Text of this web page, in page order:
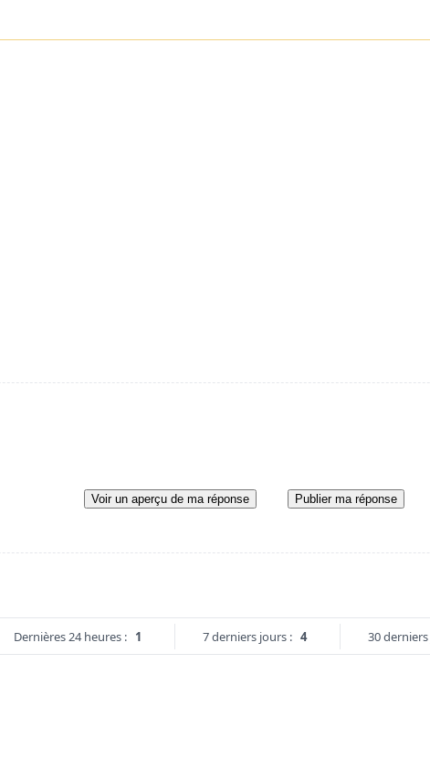
Voir un aperçu de ma réponse Publier ma réponse
Dernières 24 heures : 1 7 derniers jours : 4 30